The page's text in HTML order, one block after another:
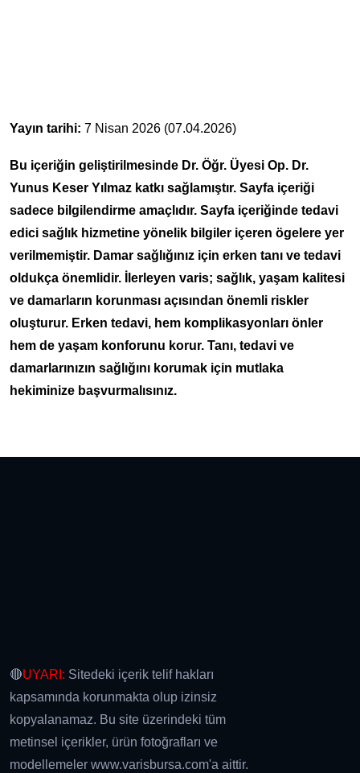
Yayın tarihi: 7 Nisan 2026 (07.04.2026)
Bu içeriğin geliştirilmesinde Dr. Öğr. Üyesi Op. Dr.
Yunus Keser Yılmaz katkı sağlamıştır. Sayfa içeriği
sadece bilgilendirme amaçlıdır. Sayfa içeriğinde tedavi
edici sağlık hizmetine yönelik bilgiler içeren ögelere yer
verilmemiştir. Damar sağlığınız için erken tanı ve tedavi
oldukça önemlidir. İlerleyen varis; sağlık, yaşam kalitesi
ve damarların korunması açısından önemli riskler
oluşturur. Erken tedavi, hem komplikasyonları önler
hem de yaşam konforunu korur. Tanı, tedavi ve
damarlarınızın sağlığını korumak için mutlaka
hekiminize başvurmalısınız.
🔴UYARI: Sitedeki içerik telif hakları
kapsamında korunmakta olup izinsiz
kopyalanamaz. Bu site üzerindeki tüm
metinsel içerikler, ürün fotoğrafları ve
modellemeler www.varisbursa.com'a aittir.